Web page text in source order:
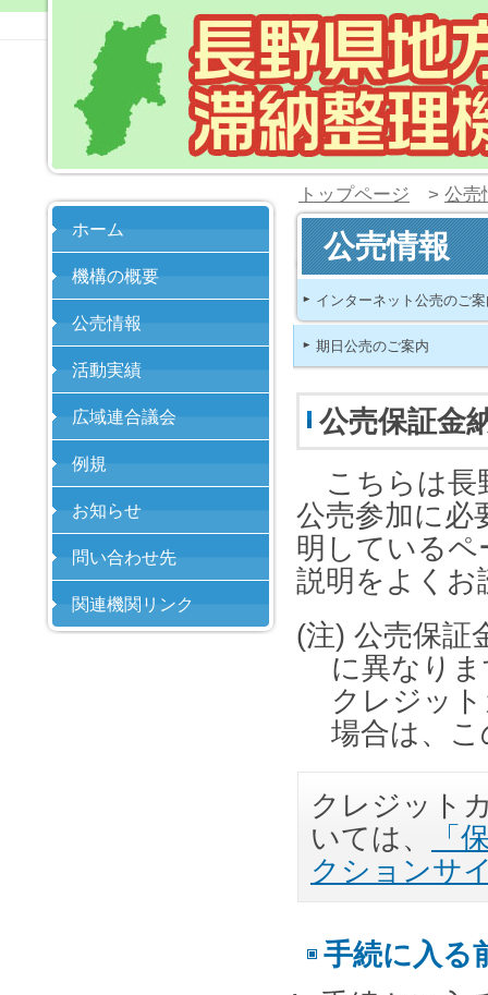
トップページ > 公売
公売情報
インターネット公売のご
期日公売のご案内
公売保証金
こちらは長
公売参加に必
明しているペ
説明をよくお
(注) 公売保証
に異なり
クレジッ
場合は、
クレジット
いては、
「
クションサ
手続に入る
ホーム
機構の概要
公売情報
活動実績
広域連合議会
例規
お知らせ
問い合わせ先
関連機関リンク